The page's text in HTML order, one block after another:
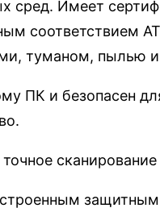
Имеет
соответствием
туманом, пылью
ПК и безопасен
сканирование